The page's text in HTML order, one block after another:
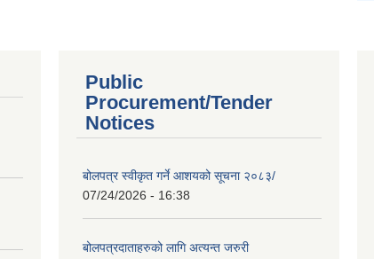
Public
Procurement/Tender
Notices
बोलपत्र स्वीकृत गर्ने आशयको सूचना २०८३/
07/24/2026 - 16:38
बोलपत्रदाताहरुको लागि अत्यन्त जरुरी